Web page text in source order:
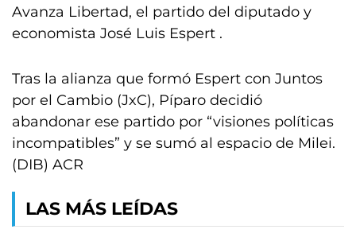
Avanza Libertad, el partido del diputado y
economista José Luis Espert .
Tras la alianza que formó Espert con Juntos
por el Cambio (JxC), Píparo decidió
abandonar ese partido por “visiones políticas
incompatibles” y se sumó al espacio de Milei.
(DIB) ACR
LAS MÁS LEÍDAS